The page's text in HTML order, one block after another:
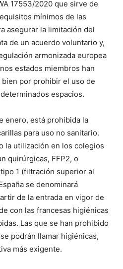
17553/2020 que sirve de
mínimos de las
asegurar la limitación del
de un acuerdo voluntario y,
armonizada europea
estados miembros han
por prohibir el uso de
espacios.
enero, está prohibida la
para uso no sanitario.
la utilización en los colegios
quirúrgicas, FFP2, o
1 (filtración superior al
se denominará
de la entrada en vigor de
con las francesas higiénicas
Las que se han prohibido
podrán llamar higiénicas,
más exigente.